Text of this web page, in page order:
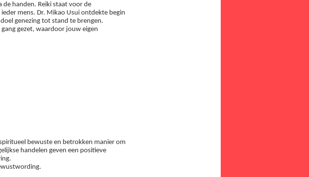
handen. Reiki staat voor de
mens. Dr. Mikao Usui ontdekte begin
genezing tot stand te brengen.
gezet, waardoor jouw eigen
bewuste en betrokken manier om
handelen geven een positieve